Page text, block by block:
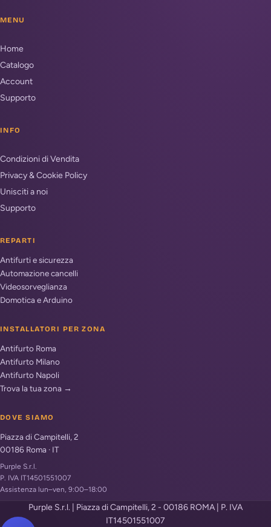
MENU
Home
Catalogo
Account
Supporto
INFO
Condizioni di Vendita
Privacy & Cookie Policy
Unisciti a noi
Supporto
REPARTI
Antifurti e sicurezza
Automazione cancelli
Videosorveglianza
Domotica e Arduino
INSTALLATORI PER ZONA
Antifurto Roma
Antifurto Milano
Antifurto Napoli
Trova la tua zona →
DOVE SIAMO
Piazza di Campitelli, 2
00186 Roma · IT
Purple S.r.l.
P. IVA IT14501551007
Assistenza lun–ven, 9:00–18:00
Purple S.r.l. | Piazza di Campitelli, 2 - 00186 ROMA | P. IVA
IT14501551007